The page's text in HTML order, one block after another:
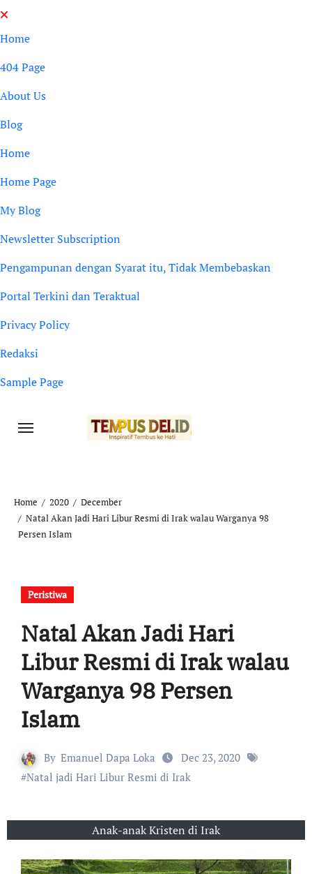
Skip
to
Home
404 Page
About Us
Blog
Home
Home Page
My Blog
Newsletter Subscription
Pengampunan dengan Syarat itu, Tidak Membebaskan
Portal Terkini dan Teraktual
Privacy Policy
Redaksi
Sample Page
Home 2020
December
Natal Akan Jadi Hari Libur Resmi di Irak walau Warganya 98
Persen Islam
Peristiwa
Natal Akan Jadi Hari
Libur Resmi di Irak walau
Warganya 98 Persen
Islam
By Emanuel Dapa Loka
Dec 23, 2020
#Natal jadi Hari Libur Resmi di Irak
Anak-anak Kristen di Irak